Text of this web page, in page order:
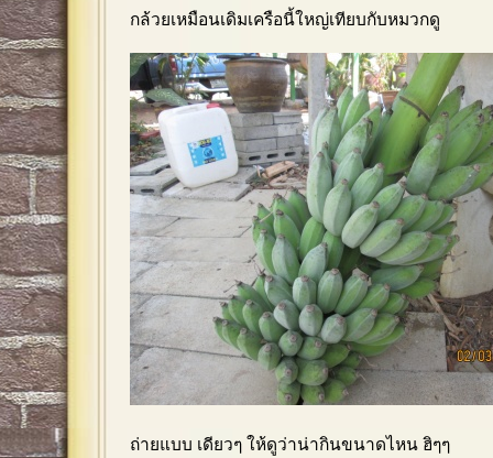
กล้วยเหมือนเดิมเครือนี้ใหญ่เทียบกับหมวกดู
ถ่ายแบบ เดียวๆ ให้ดูว่าน่ากินขนาดไหน ฮิๆๆ